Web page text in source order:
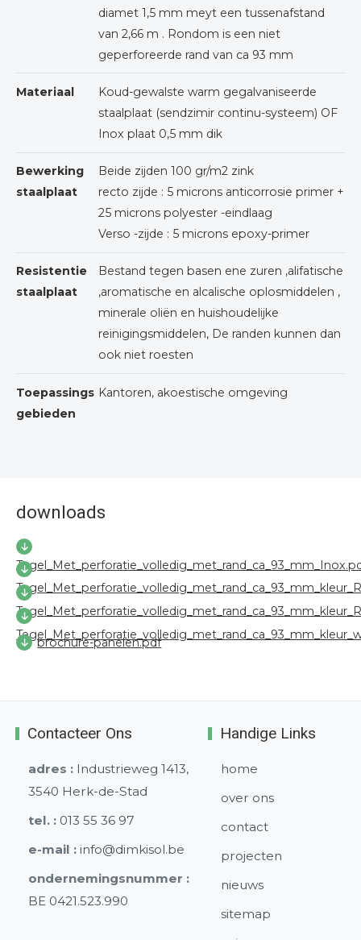
diamet 1,5 mm meyt een tussenafstand
van 2,66 m . Rondom is een niet
geperforeerde rand van ca 93 mm
Materiaal
Koud-gewalste warm gegalvaniseerde
staalplaat (sendzimir continu-systeem) OF
Inox plaat 0,5 mm dik
Bewerking
staalplaat
Beide zijden 100 gr/m2 zink
recto zijde : 5 microns anticorrosie primer +
25 microns polyester -eindlaag
Verso -zijde : 5 microns epoxy-primer
Resistentie
staalplaat
Bestand tegen basen ene zuren ,alifatische
,aromatische en alcalische oplosmiddelen ,
minerale oliën en huishoudelijke
reinigingsmiddelen, De randen kunnen dan
ook niet roesten
Toepassings
gebieden
Kantoren, akoestische omgeving
downloads
brochure-panelen.pdf
Contacteer Ons
adres : Industrieweg 1413,
3540 Herk-de-Stad
tel. : 013 55 36 97
e-mail : info@dimkisol.be
ondernemingsnummer :
BE 0421.523.990
Handige Links
home
over ons
contact
projecten
nieuws
sitemap